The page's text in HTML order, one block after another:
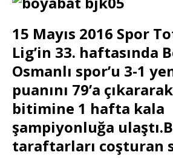
15 Mayıs 2016 Spor
Lig’in 33. haftasında
Osmanlı spor’u 3-1
puanını 79’a
bitimine 1 hafta kala
şampiyonluğa
taraftarları coşturan